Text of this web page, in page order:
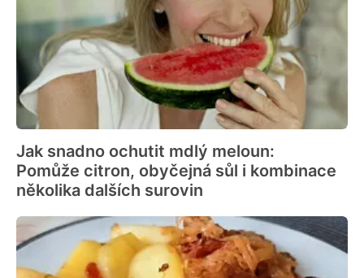
Jak snadno ochutit mdlý meloun:
Pomůže citron, obyčejná sůl i kombinace
několika dalších surovin